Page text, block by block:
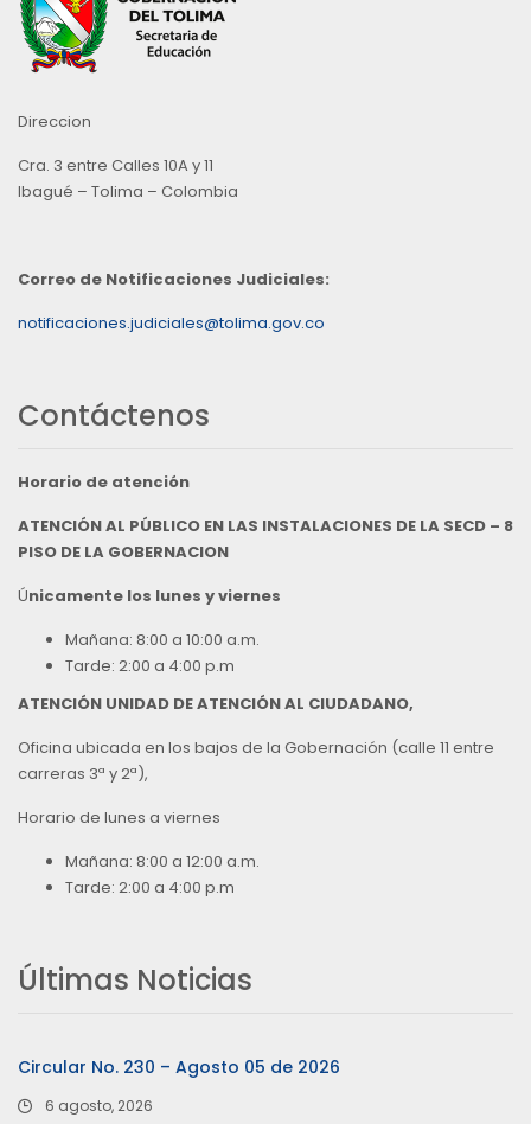
Direccion
Cra. 3 entre Calles 10A y 11
Ibagué – Tolima – Colombia
Correo de Notificaciones Judiciales:
notificaciones.judiciales@tolima.gov.co
Contáctenos
Horario de atención
ATENCIÓN AL PÚBLICO EN LAS INSTALACIONES DE LA SECD – 8
PISO DE LA GOBERNACION
Únicamente los lunes y viernes
Mañana: 8:00 a 10:00 a.m.
Tarde: 2:00 a 4:00 p.m
ATENCIÓN UNIDAD DE ATENCIÓN AL CIUDADANO,
Oficina ubicada en los bajos de la Gobernación (calle 11 entre
carreras 3ª y 2ª),
Horario de lunes a viernes
Mañana: 8:00 a 12:00 a.m.
Tarde: 2:00 a 4:00 p.m
Últimas Noticias
Circular No. 230 – Agosto 05 de 2026
6 agosto, 2026